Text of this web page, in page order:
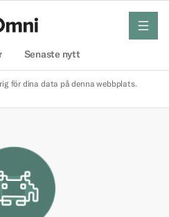
Senaste nytt
meny
för dina data på denna webbplats.